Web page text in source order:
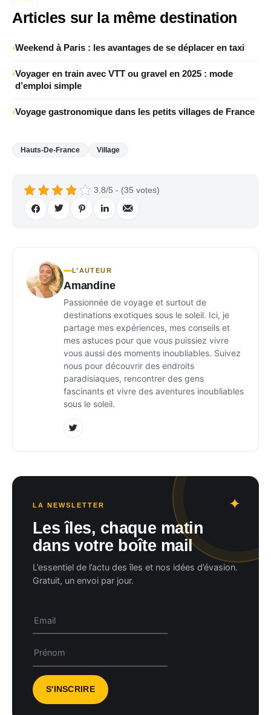
Articles sur la même destination
Weekend à Paris : les avantages de se déplacer en taxi
Voyager en train avec VTT ou gravel en 2025 : mode
d’emploi simple
Voyage gastronomique dans les petits villages de France
Hauts-De-France Village
3.8/5 - (35 votes)
L’AUTEUR
Amandine
Passionnée de voyage et surtout de
destinations exotiques sous le soleil. Ici, je
partage mes expériences, mes conseils et
mes astuces pour que vous puissiez vivre
vous aussi des moments inoubliables. Suivez
nous pour découvrir des endroits
paradisiaques, rencontrer des gens
fascinants et vivre des aventures inoubliables
sous le soleil.
LA NEWSLETTER
Les îles, chaque matin
dans votre boîte mail
L’essentiel de l’actu des îles et nos idées d’évasion.
Gratuit, un envoi par jour.